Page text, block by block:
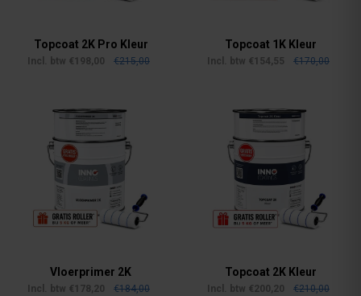
Topcoat 2K Pro Kleur
Incl. btw €198,00 €215,00
Topcoat 1K Kleur
Incl. btw €154,55 €170,00
Vloerprimer 2K
Incl. btw €178,20 €184,00
Topcoat 2K Kleur
Incl. btw €200,20 €210,00